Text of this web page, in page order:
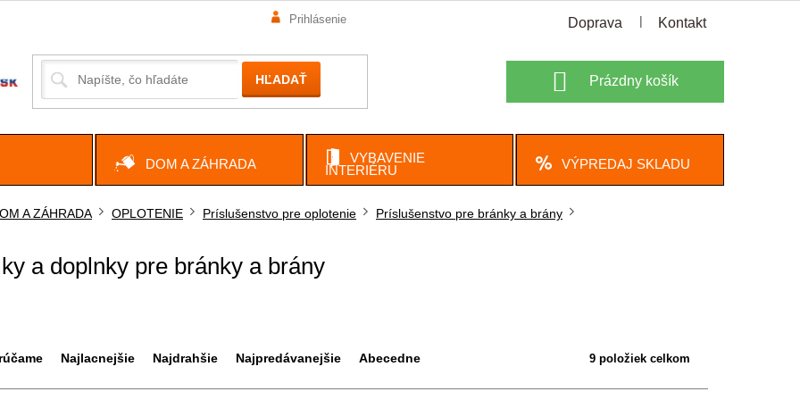
Doprava Kontakt
Prihlásenie
HĽADAŤ
Nákupný
košík
Prázdny košík
DOM A ZÁHRADA
VYBAVENIE
INTERIÉRU
VÝPREDAJ SKLADU
A ZÁHRADA OPLOTENIE Príslušenstvo pre oplotenie Príslušenstvo pre bránky a brány
a doplnky pre bránky a brány
Najlacnejšie Najdrahšie Najpredávanejšie Abecedne 9 položiek celkom